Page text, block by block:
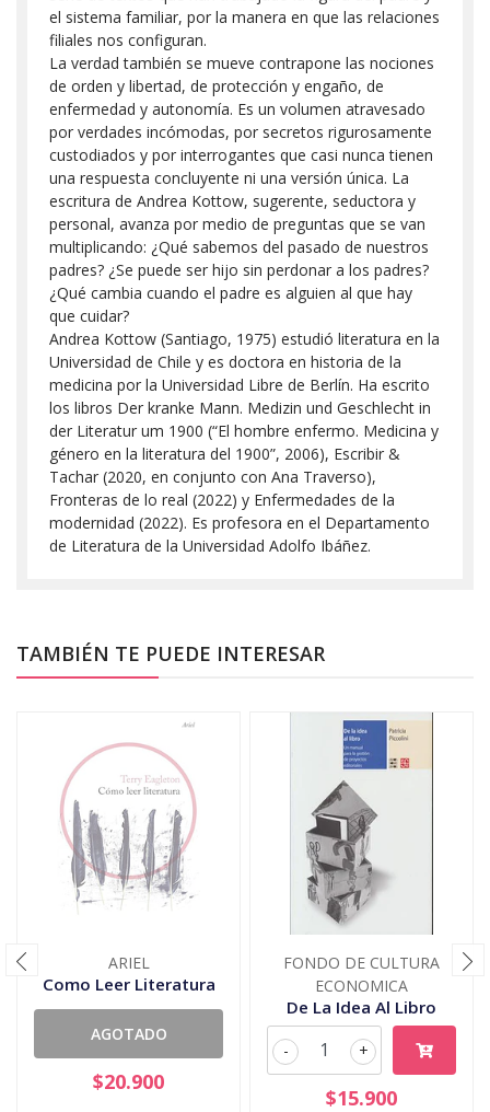
el sistema familiar, por la manera en que las relaciones
filiales nos configuran.
La verdad también se mueve contrapone las nociones
de orden y libertad, de protección y engaño, de
enfermedad y autonomía. Es un volumen atravesado
por verdades incómodas, por secretos rigurosamente
custodiados y por interrogantes que casi nunca tienen
una respuesta concluyente ni una versión única. La
escritura de Andrea Kottow, sugerente, seductora y
personal, avanza por medio de preguntas que se van
multiplicando: ¿Qué sabemos del pasado de nuestros
padres? ¿Se puede ser hijo sin perdonar a los padres?
¿Qué cambia cuando el padre es alguien al que hay
que cuidar?
Andrea Kottow (Santiago, 1975) estudió literatura en la
Universidad de Chile y es doctora en historia de la
medicina por la Universidad Libre de Berlín. Ha escrito
los libros Der kranke Mann. Medizin und Geschlecht in
der Literatur um 1900 (“El hombre enfermo. Medicina y
género en la literatura del 1900”, 2006), Escribir &
Tachar (2020, en conjunto con Ana Traverso),
Fronteras de lo real (2022) y Enfermedades de la
modernidad (2022). Es profesora en el Departamento
de Literatura de la Universidad Adolfo Ibáñez.
TAMBIÉN TE PUEDE INTERESAR
ARIEL
Como Leer Literatura
AGOTADO
$20.900
FONDO DE CULTURA
ECONOMICA
De La Idea Al Libro
+
-
$15.900